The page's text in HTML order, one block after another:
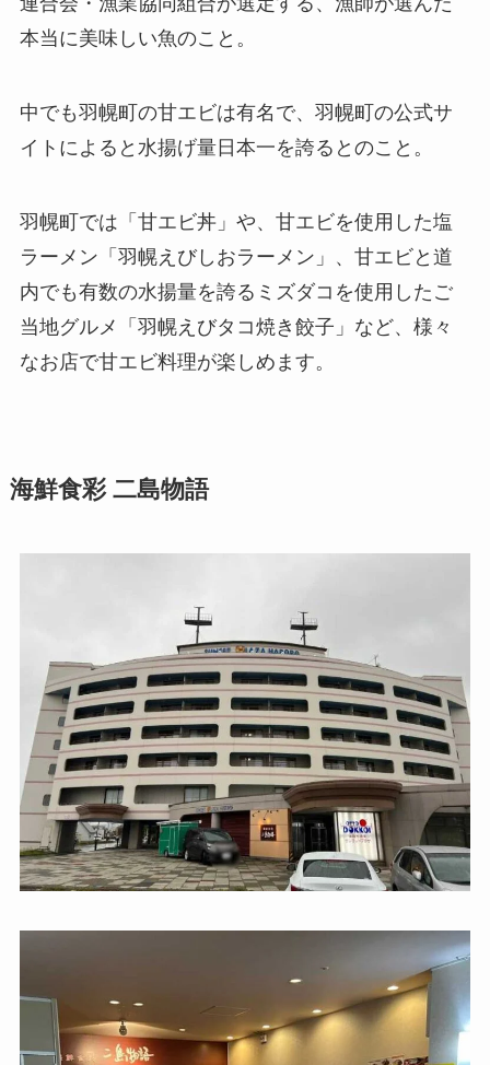
本当に美味しい魚のこと。
中でも羽幌町の甘エビは有名で、羽幌町の公式サ
イトによると水揚げ量日本一を誇るとのこと。
羽幌町では「甘エビ丼」や、甘エビを使用した塩
ラーメン「羽幌えびしおラーメン」、甘エビと道
内でも有数の水揚量を誇るミズダコを使用したご
当地グルメ「羽幌えびタコ焼き餃子」など、様々
なお店で甘エビ料理が楽しめます。
海鮮食彩 二島物語